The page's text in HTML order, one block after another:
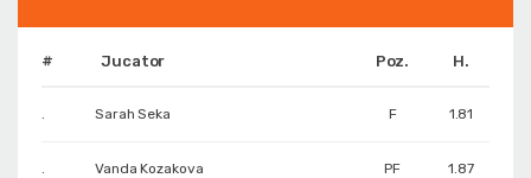
# Jucator Poz. H.
. Sarah Seka F 1.81
. Vanda Kozakova PF 1.87